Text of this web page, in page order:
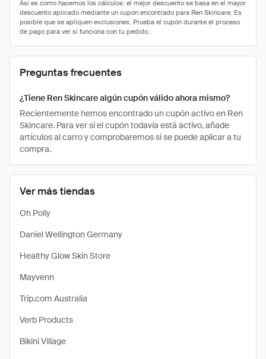
Ver más tiendas
Oh Polly
Daniel Wellington Germany
Healthy Glow Skin Store
Mayvenn
Trip.com Australia
Verb Products
Bikini Village
Preguntas frecuentes
¿Tiene Ren Skincare algún cupón válido ahora mismo?
Recientemente hemos encontrado un cupón activo en Ren
Skincare. Para ver si el cupón todavía está activo, añade
artículos al carro y comprobaremos si se puede aplicar a tu
compra.